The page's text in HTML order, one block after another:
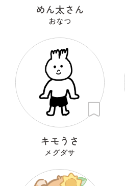
めん太さん
おなつ
キモうさ
メグダサ